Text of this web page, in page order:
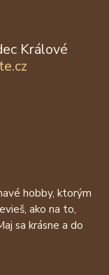
Králové
hobby, ktorým
ako na to,
sa krásne a do